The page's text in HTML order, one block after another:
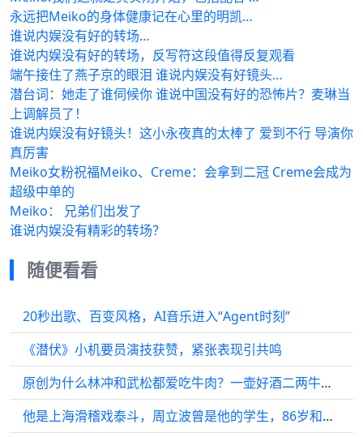
永远把Meiko的身体健康记在心里的明凯…
谁说内娱没有好的转场…
谁说内娱没有好的转场，反写符这段值得反复观看
端午接住了燕子京的眼泪 谁说内娱没有好镜头…
潜台词：她走了谁伺候你 谁说中国没有好的恐怖片？麦琳当
上调解员了！
谁说内娱没有好镜头！这小永夜真的太棒了 爱到不行 导演你
真厉害
Meiko女粉祝福Meiko、Creme：会拿到二冠 Creme会成为
超级中单的
Meiko： 兄弟们出发了
谁说内娱没有精彩的转场？
随便看看
20秒出歌、百变风格，AI音乐进入“Agent时刻”
《潜伏》小机要员演技获赞，紧张表现引共鸣
原创为什么林冲和武松都爱吃牛肉？一壶好酒二两牛肉，赛过神仙
他是上海滑稽戏泰斗，周立波曾是他的学生，86岁和妻子相继去世